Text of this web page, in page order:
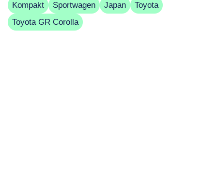
Kompakt Sportwagen Japan
Toyota
Toyota GR Corolla